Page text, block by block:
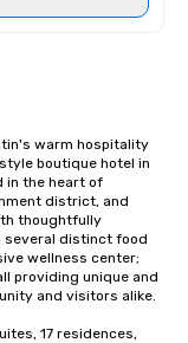
warm hospitality
boutique hotel in
in the heart of
district, and
thoughtfully
several distinct food
wellness center;
providing unique and
and visitors alike.
17 residences,